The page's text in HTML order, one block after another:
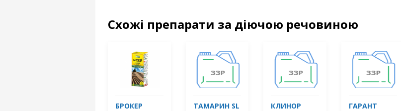
Схожі препарати за діючою речовиною
БРОКЕР ТАМАРИН SL КЛИНОР ГАРАНТ